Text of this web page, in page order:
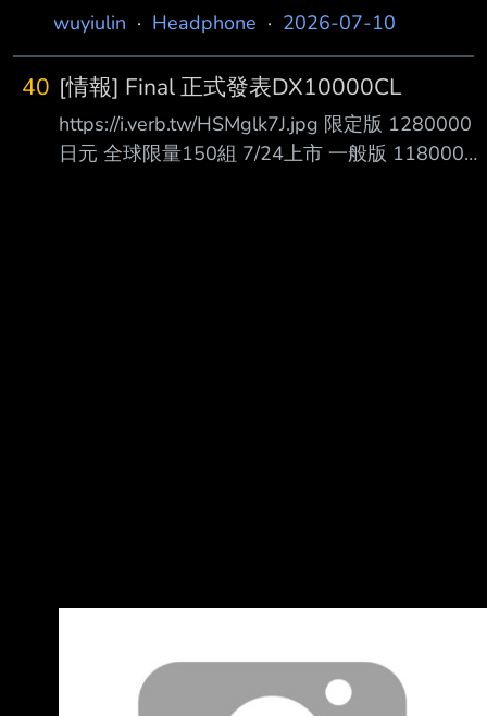
易糾紛產生 推文格式範例： 賣_台北_一手_品名
位2：限 地區(限2個字) 或 寄送 或 皆可 欄位3：
限 全新 或 一手 或 二手 欄位4：品名 以一種物
品或整組（如耳機+升級線）為限 欄位5：明確標
註價格(阿拉伯數字或以K代表千元) 欄位6：其他
wuyiulin · Headphone · 2026-07-10
40 [情報] Final 正式發表DX10000CL
https://i.verb.tw/HSMglk7J.jpg 限定版 1280000
日元 全球限量150組 7/24上市 一般版 1180000